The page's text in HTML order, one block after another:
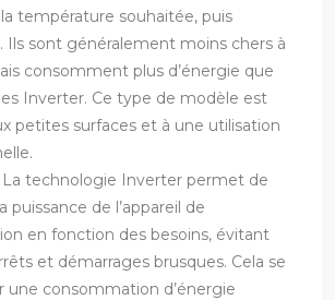
température souhaitée, puis
Ils sont généralement moins chers à
consomment plus d’énergie que
Inverter. Ce type de modèle est
petites surfaces et à une utilisation
La technologie Inverter permet de
puissance de l’appareil de
en fonction des besoins, évitant
et démarrages brusques. Cela se
une consommation d’énergie